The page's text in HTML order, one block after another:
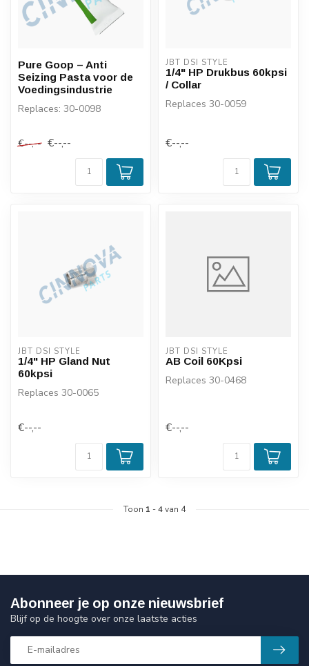
Pure Goop – Anti
Seizing Pasta voor de
Voedingsindustrie
Replaces: 30-0098
€--,-- €--,--
JBT DSI STYLE
1/4" HP Drukbus 60kpsi
/ Collar
Replaces 30-0059
€--,--
JBT DSI STYLE
1/4" HP Gland Nut
60kpsi
Replaces 30-0065
€--,--
JBT DSI STYLE
AB Coil 60Kpsi
Replaces 30-0468
€--,--
Toon 1 -4van 4
Abonneer je op onze nieuwsbrief
Blijf op de hoogte over onze laatste acties